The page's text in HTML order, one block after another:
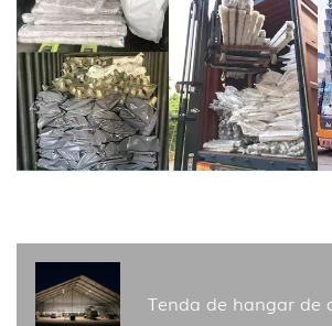
Tenda de hangar de